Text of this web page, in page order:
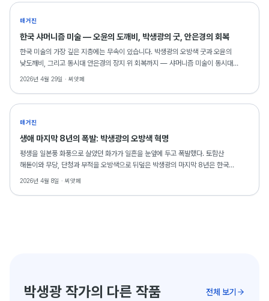
매거진
한국 샤머니즘 미술 — 오윤의 도깨비, 박생광의 굿, 안은경의 회복
한국 미술의 가장 깊은 지층에는 무속이 있습니다. 박생광의 오방색 굿과 오윤의
낮도깨비, 그리고 동시대 안은경의 장지 위 회복까지 — 샤머니즘 미술이 동시대
거실에서도 의미를 갖는 이유를 씨앗페 소장 작품으로 읽습니다.
2026년 4월 29일 · 씨앗페
매거진
생애 마지막 8년의 폭발: 박생광의 오방색 혁명
평생을 일본풍 화풍으로 살았던 화가가 일흔을 눈앞에 두고 폭발했다. 토함산
해돋이와 무당, 단청과 부적을 오방색으로 뒤덮은 박생광의 마지막 8년은 한국
현대미술의 가장 극적인 전환 중 하나로 기록된다. SAF 2026에는 그의 드로잉
2026년 4월 8일 · 씨앗페
박생광 작가의 다른 작품 전체 보기